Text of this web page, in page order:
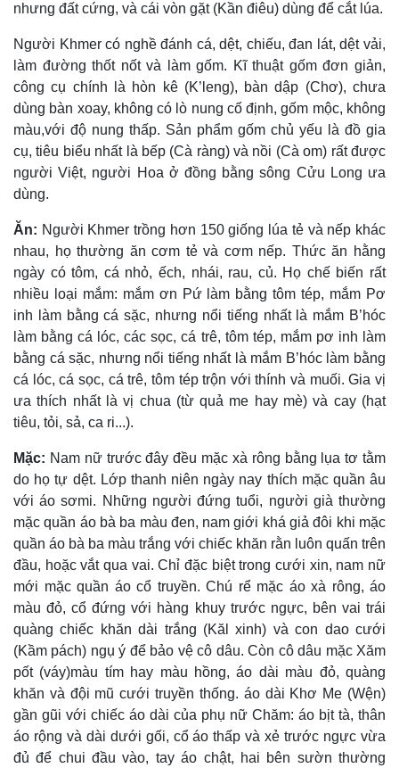
nhưng đất cứng, và cái vòn gặt (Kần điêu) dùng để cắt lúa.
Người Khmer có nghề đánh cá, dệt, chiếu, đan lát, dệt vải,
làm đường thốt nốt và làm gốm. Kĩ thuật gốm đơn giản,
công cụ chính là hòn kê (K’leng), bàn dập (Chơ), chưa
dùng bàn xoay, không có lò nung cố định, gốm mộc, không
màu,với độ nung thấp. Sản phẩm gốm chủ yếu là đồ gia
cụ, tiêu biểu nhất là bếp (Cà ràng) và nồi (Cà om) rất được
người Việt, người Hoa ở đồng bằng sông Cửu Long ưa
dùng.
Ăn: Người Khmer trồng hơn 150 giống lúa tẻ và nếp khác
nhau, họ thường ăn cơm tẻ và cơm nếp. Thức ăn hằng
ngày có tôm, cá nhỏ, ếch, nhái, rau, củ. Họ chế biến rất
nhiều loại mắm: mắm ơn Pứ làm bằng tôm tép, mắm Pơ
inh làm bằng cá sặc, nhưng nổi tiếng nhất là mắm B’hóc
làm bằng cá lóc, các sọc, cá trê, tôm tép, mắm pơ inh làm
bằng cá sặc, nhưng nổi tiếng nhất là mắm B’hóc làm bằng
cá lóc, cá sọc, cá trê, tôm tép trộn với thính và muối. Gia vị
ưa thích nhất là vị chua (từ quả me hay mè) và cay (hạt
tiêu, tỏi, sả, ca ri...).
Mặc: Nam nữ trước đây đều mặc xà rông bằng lụa tơ tằm
do họ tự dệt. Lớp thanh niên ngày nay thích mặc quần âu
với áo sơmi. Những người đứng tuổi, người già thường
mặc quần áo bà ba màu đen, nam giới khá giả đôi khi mặc
quần áo bà ba màu trắng với chiếc khăn rằn luôn quấn trên
đầu, hoặc vắt qua vai. Chỉ đặc biệt trong cưới xin, nam nữ
mới mặc quần áo cổ truyền. Chú rể mặc áo xà rông, áo
màu đỏ, cổ đứng với hàng khuy trước ngực, bên vai trái
quàng chiếc khăn dài trắng (Kăl xinh) và con dao cưới
(Kầm pách) ngụ ý để bảo vệ cô dâu. Còn cô dâu mặc Xăm
pốt (váy)màu tím hay màu hồng, áo dài màu đỏ, quàng
khăn và đội mũ cưới truyền thống. áo dài Khơ Me (Wện)
gần gũi với chiếc áo dài của phụ nữ Chăm: áo bịt tà, thân
áo rộng và dài dưới gối, cổ áo thấp và xẻ trước ngực vừa
đủ để chui đầu vào, tay áo chật, hai bên sườn thường